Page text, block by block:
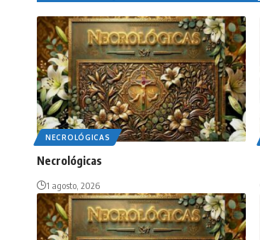
NECROLÓGICAS
Necrológicas
1 agosto, 2026